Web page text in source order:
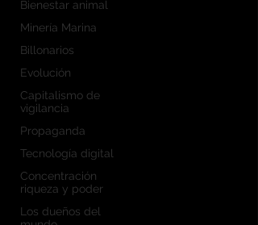
Bienestar animal
Minería Marina
Billonarios
Evolución
Capitalismo de
vigilancia
Propaganda
Tecnología digital
Concentración
riqueza y poder
Los dueños del